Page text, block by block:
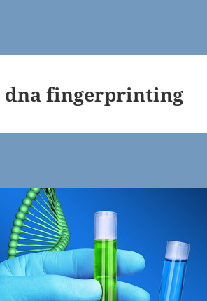
dna fingerprinting